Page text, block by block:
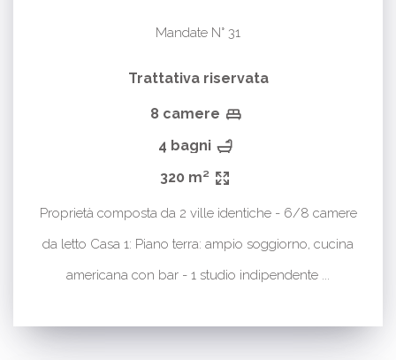
Mandate N° 31
Trattativa riservata
8 camere
4 bagni
320 m²
Proprietà composta da 2 ville identiche - 6/8 camere
da letto Casa 1: Piano terra: ampio soggiorno, cucina
americana con bar - 1 studio indipendente ...